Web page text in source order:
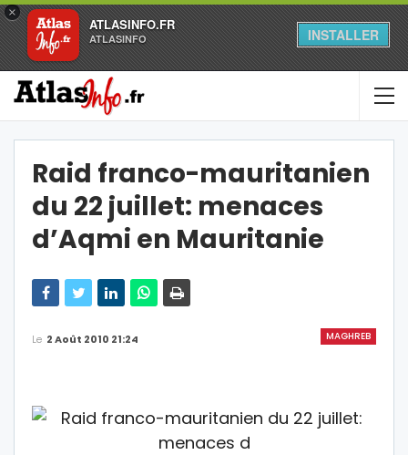
×
ATLASINFO.FR
ATLASINFO INSTALLER
Raid franco-mauritanien
du 22 juillet: menaces
d’Aqmi en Mauritanie
MAGHREB
Le 2 Août 2010 21:24